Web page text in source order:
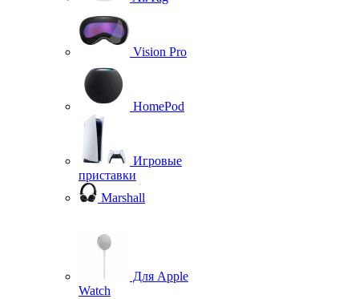
Vision Pro
HomePod
Игровые
приставки
Marshall
Для Apple
Watch